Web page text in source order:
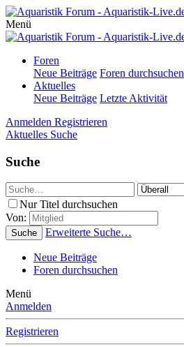
Menü
Foren
Neue Beiträge Foren durchsuchen
Aktuelles
Neue Beiträge Letzte Aktivität
Anmelden Registrieren
Aktuelles Suche
Suche
Nur Titel durchsuchen
Von:
Suche Erweiterte Suche…
Neue Beiträge
Foren durchsuchen
Menü
Anmelden
Registrieren